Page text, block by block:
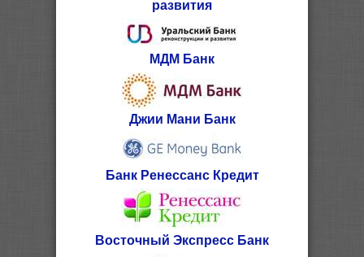
развития
МДМ Банк
Джии Мани Банк
Банк Ренессанс Кредит
Восточный Экспресс Банк